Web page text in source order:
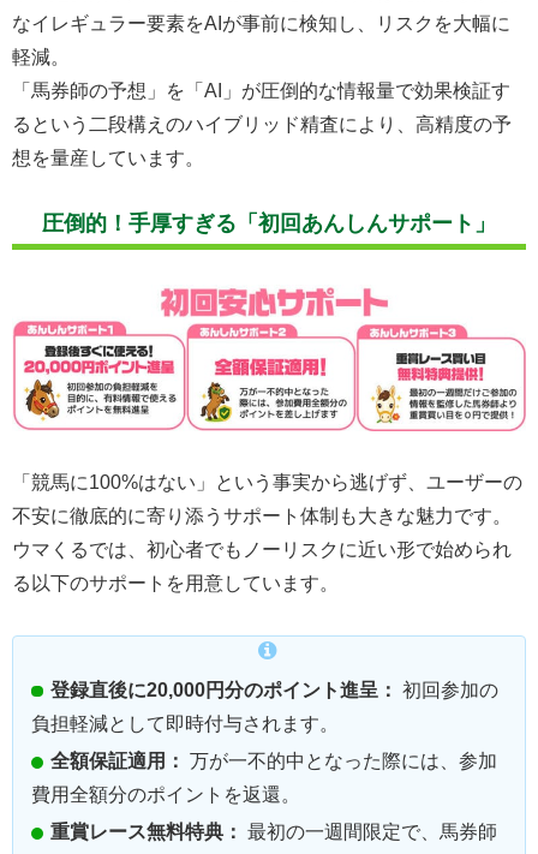
なイレギュラー要素をAIが事前に検知し、リスクを大幅に
軽減。
「馬券師の予想」を「AI」が圧倒的な情報量で効果検証す
るという二段構えのハイブリッド精査により、高精度の予
想を量産しています。
圧倒的！手厚すぎる「初回あんしんサポート」
「競馬に100%はない」という事実から逃げず、ユーザーの
不安に徹底的に寄り添うサポート体制も大きな魅力です。
ウマくるでは、初心者でもノーリスクに近い形で始められ
る以下のサポートを用意しています。
登録直後に20,000円分のポイント進呈： 初回参加の
負担軽減として即時付与されます。
全額保証適用： 万が一不的中となった際には、参加
費用全額分のポイントを返還。
重賞レース無料特典： 最初の一週間限定で、馬券師